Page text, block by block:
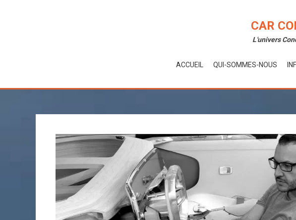
CAR
L'univers
ACCUEIL QUI-SOMMES-NOUS